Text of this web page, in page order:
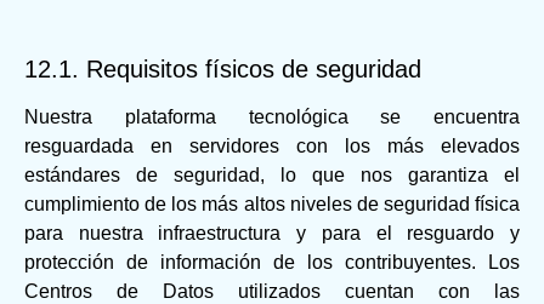
12.1. Requisitos físicos de seguridad
Nuestra plataforma tecnológica se encuentra
resguardada en servidores con los más elevados
estándares de seguridad, lo que nos garantiza el
cumplimiento de los más altos niveles de seguridad física
para nuestra infraestructura y para el resguardo y
protección de información de los contribuyentes. Los
Centros de Datos utilizados cuentan con las